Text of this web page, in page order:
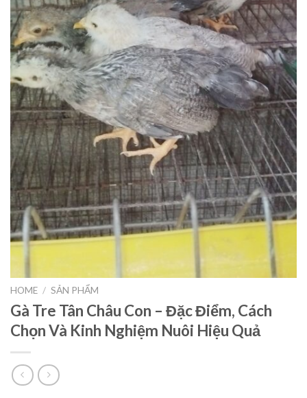
HOME / SẢN PHẨM
Gà Tre Tân Châu Con – Đặc Điểm, Cách
Chọn Và Kinh Nghiệm Nuôi Hiệu Quả